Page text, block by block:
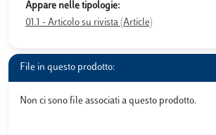
Appare nelle tipologie:
01.1 - Articolo su rivista (Article)
File in questo prodotto:
Non ci sono file associati a questo prodotto.